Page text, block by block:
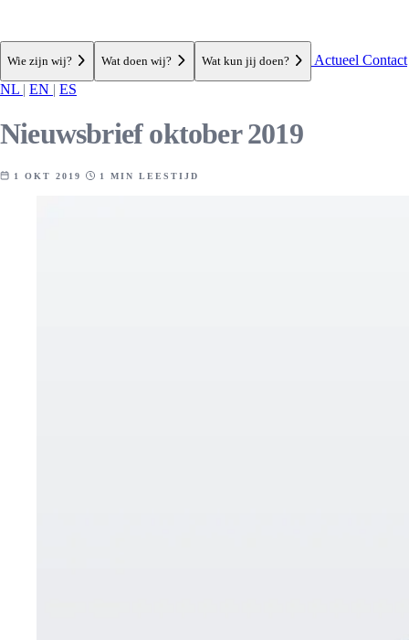
Wie zijn wij? Wat doen wij? Wat kun jij doen? Actueel Contact
NL | EN | ES
Nieuwsbrief oktober 2019
1 OKT 2019 1 MIN LEESTIJD